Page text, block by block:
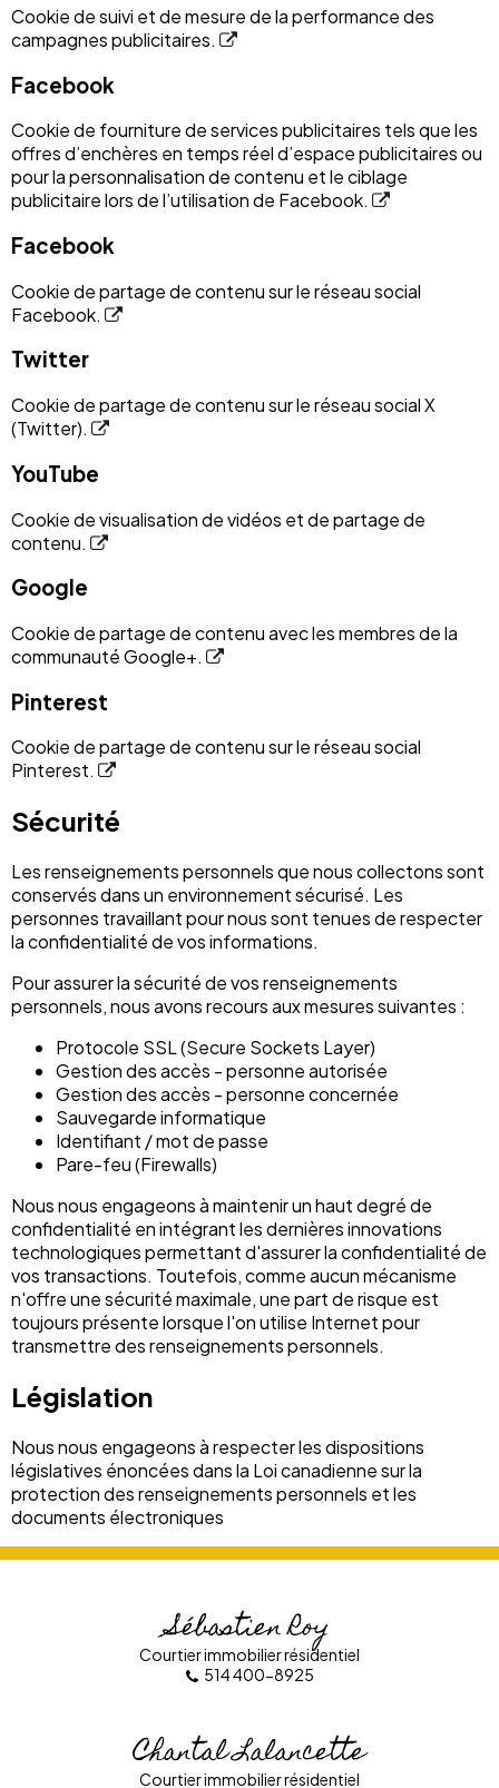
Cookie de suivi et de mesure de la performance des
campagnes publicitaires.
Facebook
Cookie de fourniture de services publicitaires tels que les
offres d’enchères en temps réel d’espace publicitaires ou
pour la personnalisation de contenu et le ciblage
publicitaire lors de l’utilisation de Facebook.
Facebook
Cookie de partage de contenu sur le réseau social
Facebook.
Twitter
Cookie de partage de contenu sur le réseau social X
(Twitter).
YouTube
Cookie de visualisation de vidéos et de partage de
contenu.
Google
Cookie de partage de contenu avec les membres de la
communauté Google+.
Pinterest
Cookie de partage de contenu sur le réseau social
Pinterest.
Sécurité
Les renseignements personnels que nous collectons sont
conservés dans un environnement sécurisé. Les
personnes travaillant pour nous sont tenues de respecter
la confidentialité de vos informations.
Pour assurer la sécurité de vos renseignements
personnels, nous avons recours aux mesures suivantes :
Protocole SSL (Secure Sockets Layer)
Gestion des accès - personne autorisée
Gestion des accès - personne concernée
Sauvegarde informatique
Identifiant / mot de passe
Pare-feu (Firewalls)
Nous nous engageons à maintenir un haut degré de
confidentialité en intégrant les dernières innovations
technologiques permettant d'assurer la confidentialité de
vos transactions. Toutefois, comme aucun mécanisme
n'offre une sécurité maximale, une part de risque est
toujours présente lorsque l'on utilise Internet pour
transmettre des renseignements personnels.
Législation
Nous nous engageons à respecter les dispositions
législatives énoncées dans la Loi canadienne sur la
protection des renseignements personnels et les
documents électroniques
Sébastien Roy
Courtier immobilier résidentiel
514 400-8925
Chantal Lalancette
Courtier immobilier résidentiel